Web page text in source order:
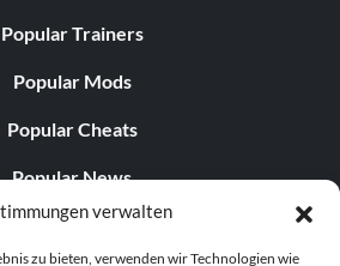
verwalten
zu bieten, verwenden wir Technologien wie
Popular Trainers
Popular Mods
Popular Cheats
Popular News
Editorials